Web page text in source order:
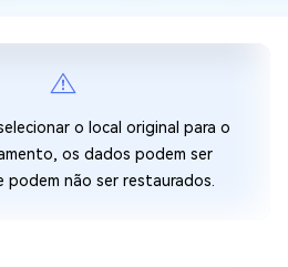
o local original para o
os dados podem ser
podem não ser restaurados.